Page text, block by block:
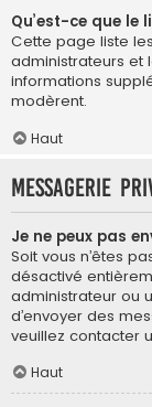
Qu’est-ce que le
Cette page liste
administrateurs et
informations
modèrent.
Haut
Messagerie
Je ne peux pas
Soit vous n’êtes
désactivé
administrateur ou
d’envoyer des
veuillez contacter
Haut